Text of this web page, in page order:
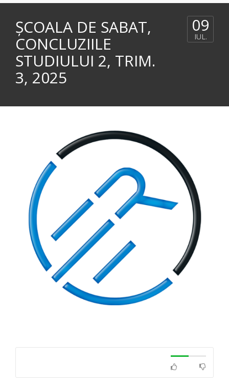
ȘCOALA DE SABAT,
CONCLUZIILE
STUDIULUI 2, TRIM.
3, 2025
09
IUL.